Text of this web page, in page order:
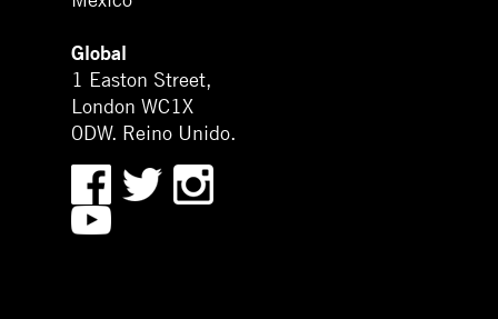
Global
1 Easton Street,
London WC1X
0DW. Reino Unido.